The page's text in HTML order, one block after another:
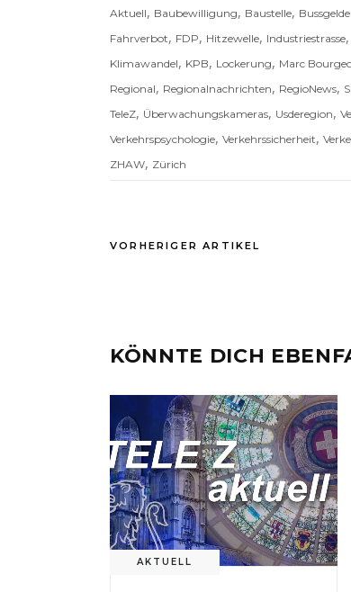
Aktuell, Baubewilligung, Baustelle,
Fahrverbot, FDP, Hitzewelle, Industriestrasse,
Klimawandel, KPB, Lockerung, Marc
Regional, Regionalnachrichten, RegioNews,
TeleZ, Überwachungskameras, Usderegion,
Verkehrspsychologie, Verkehrssicherheit,
ZHAW, Zürich
VORHERIGER ARTIKEL
KÖNNTE DICH
AKTUELL